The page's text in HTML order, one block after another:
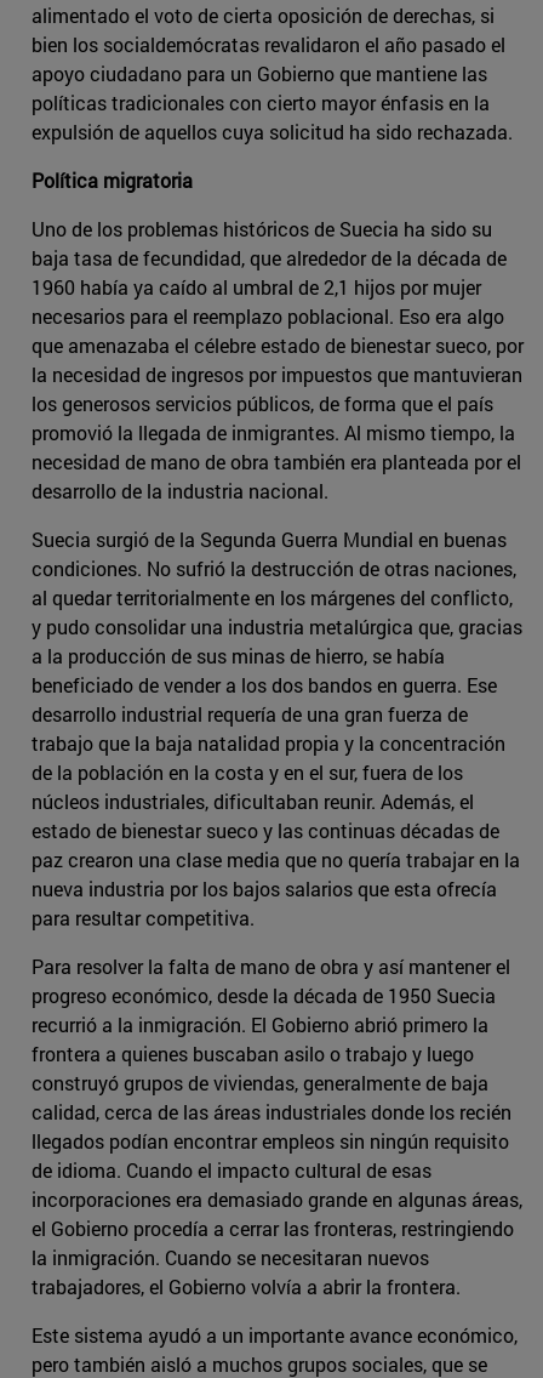
alimentado el voto de cierta oposición de derechas, si
bien los socialdemócratas revalidaron el año pasado el
apoyo ciudadano para un Gobierno que mantiene las
políticas tradicionales con cierto mayor énfasis en la
expulsión de aquellos cuya solicitud ha sido rechazada.
Política migratoria
Uno de los problemas históricos de Suecia ha sido su
baja tasa de fecundidad, que alrededor de la década de
1960 había ya caído al umbral de 2,1 hijos por mujer
necesarios para el reemplazo poblacional. Eso era algo
que amenazaba el célebre estado de bienestar sueco, por
la necesidad de ingresos por impuestos que mantuvieran
los generosos servicios públicos, de forma que el país
promovió la llegada de inmigrantes. Al mismo tiempo, la
necesidad de mano de obra también era planteada por el
desarrollo de la industria nacional.
Suecia surgió de la Segunda Guerra Mundial en buenas
condiciones. No sufrió la destrucción de otras naciones,
al quedar territorialmente en los márgenes del conflicto,
y pudo consolidar una industria metalúrgica que, gracias
a la producción de sus minas de hierro, se había
beneficiado de vender a los dos bandos en guerra. Ese
desarrollo industrial requería de una gran fuerza de
trabajo que la baja natalidad propia y la concentración
de la población en la costa y en el sur, fuera de los
núcleos industriales, dificultaban reunir. Además, el
estado de bienestar sueco y las continuas décadas de
paz crearon una clase media que no quería trabajar en la
nueva industria por los bajos salarios que esta ofrecía
para resultar competitiva.
Para resolver la falta de mano de obra y así mantener el
progreso económico, desde la década de 1950 Suecia
recurrió a la inmigración. El Gobierno abrió primero la
frontera a quienes buscaban asilo o trabajo y luego
construyó grupos de viviendas, generalmente de baja
calidad, cerca de las áreas industriales donde los recién
llegados podían encontrar empleos sin ningún requisito
de idioma. Cuando el impacto cultural de esas
incorporaciones era demasiado grande en algunas áreas,
el Gobierno procedía a cerrar las fronteras, restringiendo
la inmigración. Cuando se necesitaran nuevos
trabajadores, el Gobierno volvía a abrir la frontera.
Este sistema ayudó a un importante avance económico,
pero también aisló a muchos grupos sociales, que se